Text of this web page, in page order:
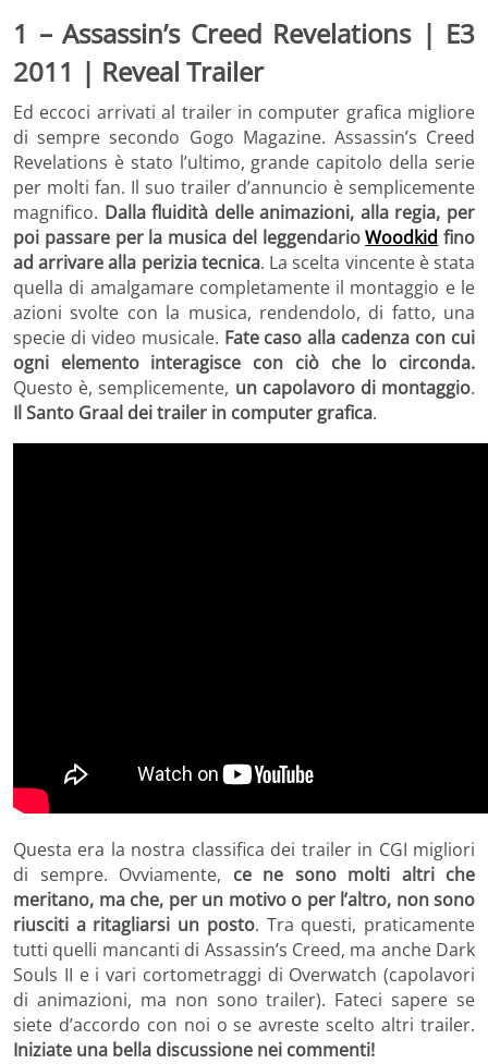
1 – Assassin’s Creed Revelations | E3
2011 | Reveal Trailer
Ed eccoci arrivati al trailer in computer grafica migliore
di sempre secondo Gogo Magazine. Assassin’s Creed
Revelations è stato l’ultimo, grande capitolo della serie
per molti fan. Il suo trailer d’annuncio è semplicemente
magnifico. Dalla fluidità delle animazioni, alla regia, per
poi passare per la musica del leggendarioWoodkid fino
ad arrivare alla perizia tecnica. La scelta vincente è stata
quella di amalgamare completamente il montaggio e le
azioni svolte con la musica, rendendolo, di fatto, una
specie di video musicale. Fate caso alla cadenza con cui
ogni elemento interagisce con ciò che lo circonda.
Questo è, semplicemente, un capolavoro di montaggio.
Il Santo Graal dei trailer in computer grafica.
Questa era la nostra classifica dei trailer in CGI migliori
di sempre. Ovviamente, ce ne sono molti altri che
meritano, ma che, per un motivo o per l’altro, non sono
riusciti a ritagliarsi un posto. Tra questi, praticamente
tutti quelli mancanti di Assassin’s Creed, ma anche Dark
Souls II e i vari cortometraggi di Overwatch (capolavori
di animazioni, ma non sono trailer). Fateci sapere se
siete d’accordo con noi o se avreste scelto altri trailer.
Iniziate una bella discussione nei commenti!